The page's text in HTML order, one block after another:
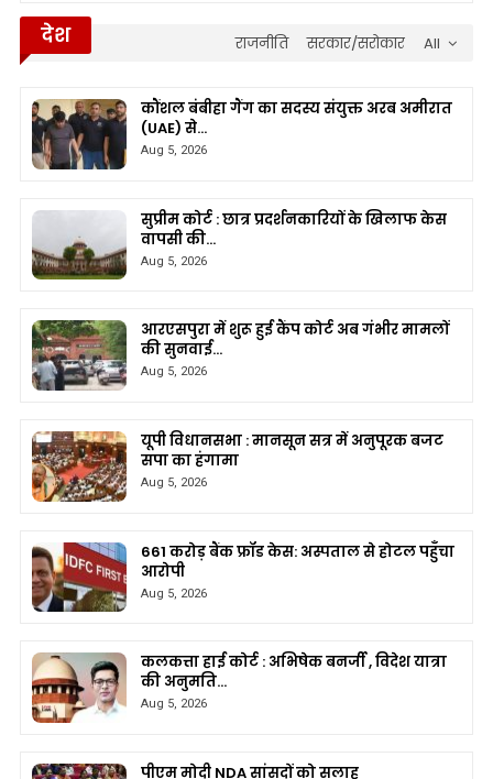
All
देश सरकार/सरोकार
राजनीति
कौंशल बंबीहा गैंग का सदस्य संयुक्त अरब अमीरात
(UAE) से…
Aug 5, 2026
सुप्रीम कोर्ट : छात्र प्रदर्शनकारियों के खिलाफ केस
वापसी की…
Aug 5, 2026
आरएसपुरा में शुरू हुई कैंप कोर्ट अब गंभीर मामलों
की सुनवाई…
Aug 5, 2026
यूपी विधानसभा : मानसून सत्र में अनुपूरक बजट
सपा का हंगामा
Aug 5, 2026
661 करोड़ बैंक फ्रॉड केस: अस्पताल से होटल पहुँचा
आरोपी
Aug 5, 2026
कलकत्ता हाई कोर्ट : अभिषेक बनर्जी , विदेश यात्रा
की अनुमति…
Aug 5, 2026
पीएम मोदी NDA सांसदों को सलाह